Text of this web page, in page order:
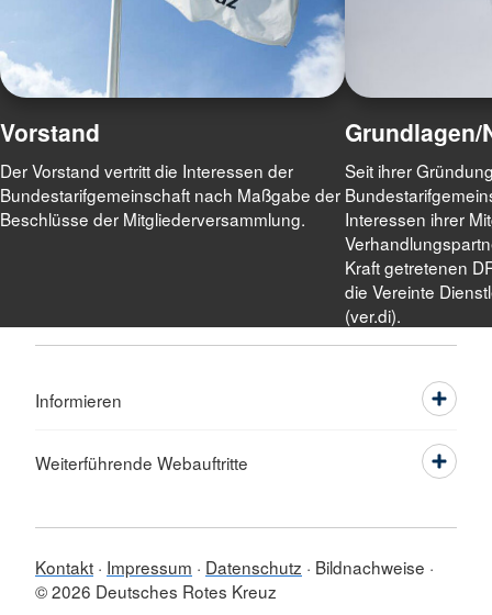
Vorstand
Der Vorstand vertritt die Interessen der
Bundestarifgemeinschaft nach Maßgabe der
Beschlüsse der Mitgliederversammlung.
Grundlagen/
Seit ihrer
Interessen ihrer
Kraft getretenen
die Vereinte
(ver.di).
Informieren
Weiterführende Webauftritte
Kontakt Impressum Datenschutz
Bildnachweise
© 2026 Deutsches Rotes Kreuz